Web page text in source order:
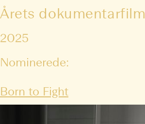
Årets dokumentarfilm
2025
Nominerede:
Born to Fight